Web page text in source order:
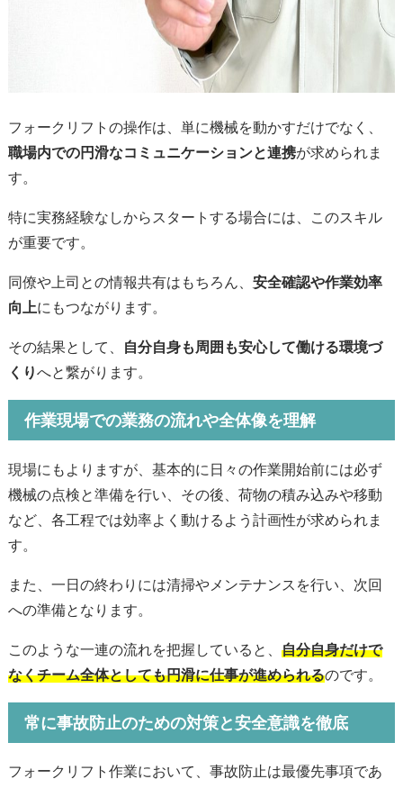
フォークリフトの操作は、単に機械を動かすだけでなく、
職場内での円滑なコミュニケーションと連携が求められま
す。
特に実務経験なしからスタートする場合には、このスキル
が重要です。
同僚や上司との情報共有はもちろん、 安全確認や作業効率
向上にもつながります。
その結果として、
自分自身も周囲も安心して働ける環境づ
くりへと繋がります。
作業現場での業務の流れや全体像を理解
現場にもよりますが、基本的に日々の作業開始前には必ず
機械の点検と準備を行い、その後、荷物の積み込みや移動
など、各工程では効率よく動けるよう計画性が求められま
す。
また、一日の終わりには清掃やメンテナンスを行い、次回
への準備となります。
このような一連の流れを把握していると、 自分自身だけで
なくチーム全体としても円滑に仕事が進められるのです。
常に事故防止のための対策と安全意識を徹底
フォークリフト作業において、事故防止は最優先事項であ